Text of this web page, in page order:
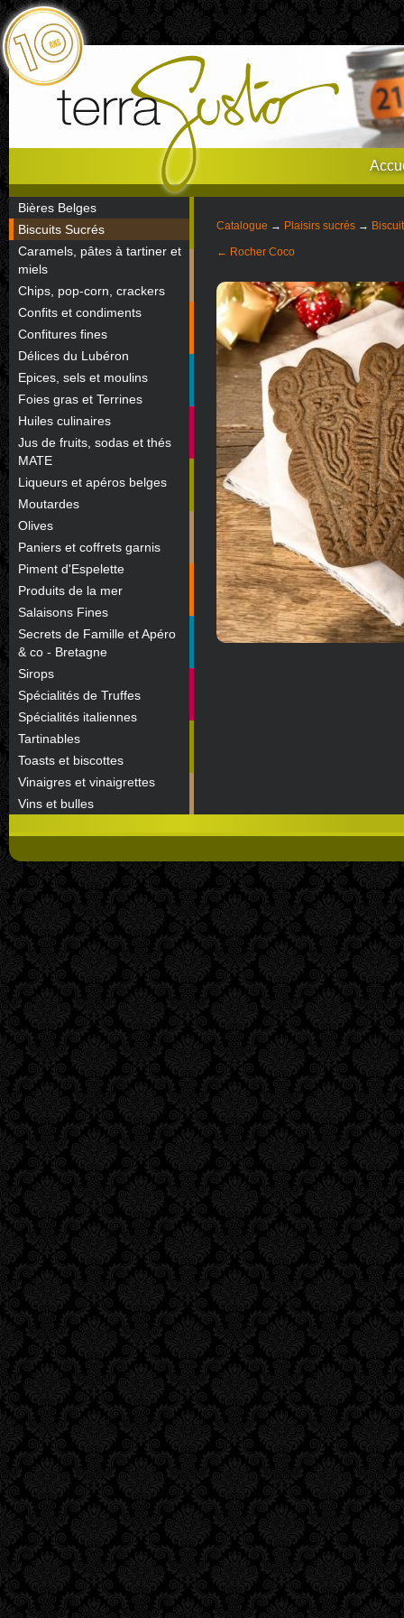
Bières Belges
Biscuits Sucrés
Caramels, pâtes à tartiner et
miels
Chips, pop-corn, crackers
Confits et condiments
Confitures fines
Délices du Lubéron
Epices, sels et moulins
Foies gras et Terrines
Huiles culinaires
Jus de fruits, sodas et thés
MATE
Liqueurs et apéros belges
Moutardes
Olives
Paniers et coffrets garnis
Piment d'Espelette
Produits de la mer
Salaisons Fines
Secrets de Famille et Apéro
& co - Bretagne
Sirops
Spécialités de Truffes
Spécialités italiennes
Tartinables
Toasts et biscottes
Vinaigres et vinaigrettes
Vins et bulles
Catalogue → Plaisirs sucrés →
← Rocher Coco